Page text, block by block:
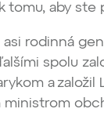
tomu, aby ste
rodinná
spolu
a založil